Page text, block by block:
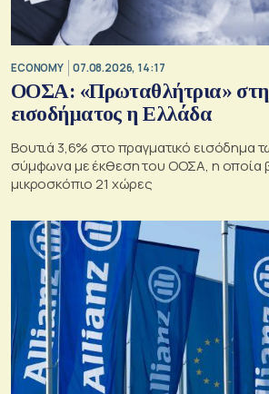
ECONOMY 07.08.2026, 14:17
ΟΟΣΑ: «Πρωταθλήτρια»
εισοδήματος η Ελλάδα
Βουτιά 3,6% στο πραγματικό εισόδημα
σύμφωνα με έκθεση του ΟΟΣΑ, η οποία
μικροσκόπιο 21 χώρες